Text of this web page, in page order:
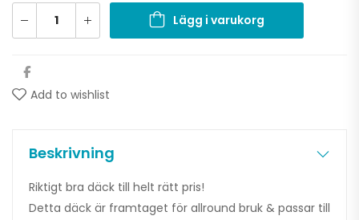
Lägg i varukorg
Add to wishlist
Beskrivning
Riktigt bra däck till helt rätt pris!
Detta däck är framtaget för allround bruk & passar till